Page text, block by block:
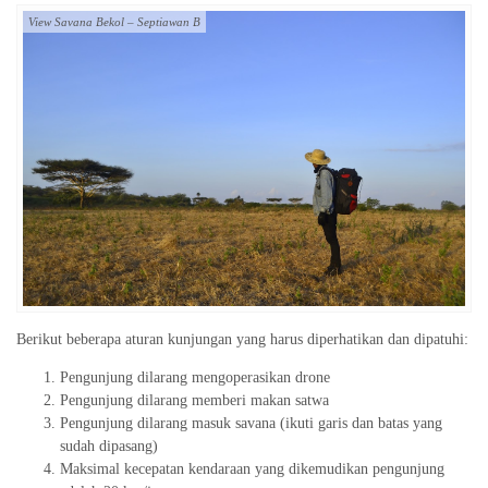
View Savana Bekol – Septiawan B
Berikut beberapa aturan kunjungan yang harus diperhatikan dan dipatuhi:
Pengunjung dilarang mengoperasikan drone
Pengunjung dilarang memberi makan satwa
Pengunjung dilarang masuk savana (ikuti garis dan batas yang
sudah dipasang)
Maksimal kecepatan kendaraan yang dikemudikan pengunjung